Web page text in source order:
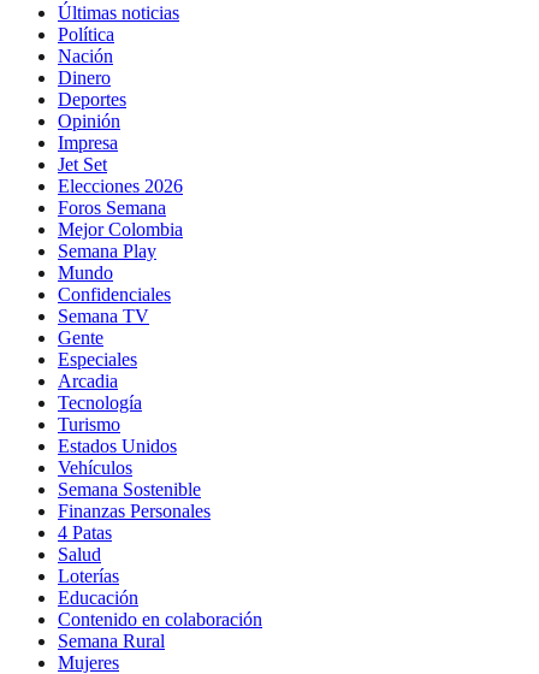
Últimas noticias
Política
Nación
Dinero
Deportes
Opinión
Impresa
Jet Set
Elecciones 2026
Foros Semana
Mejor Colombia
Semana Play
Mundo
Confidenciales
Semana TV
Gente
Especiales
Arcadia
Tecnología
Turismo
Estados Unidos
Vehículos
Semana Sostenible
Finanzas Personales
4 Patas
Salud
Loterías
Educación
Contenido en colaboración
Semana Rural
Mujeres